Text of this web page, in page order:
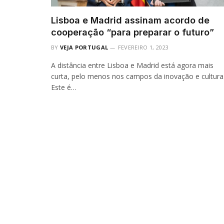
Lisboa e Madrid assinam acordo de
cooperação “para preparar o futuro”
BY VEJA PORTUGAL FEVEREIRO 1, 2023
A distância entre Lisboa e Madrid está agora mais
curta, pelo menos nos campos da inovação e
Este é…